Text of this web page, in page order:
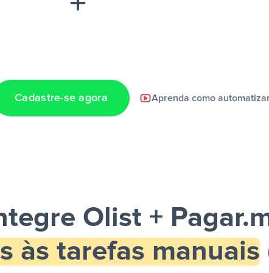
notificação ser
Cadastre-se agora Aprenda como
Olist +
às tarefas manuais